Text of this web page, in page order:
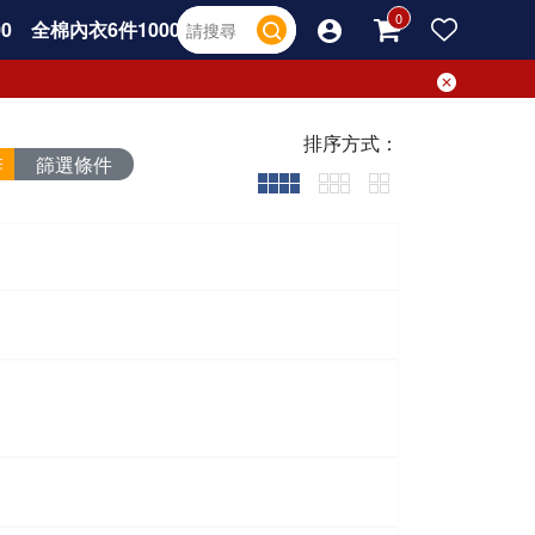
全棉內衣6件1000
篩選條件
排序方式：